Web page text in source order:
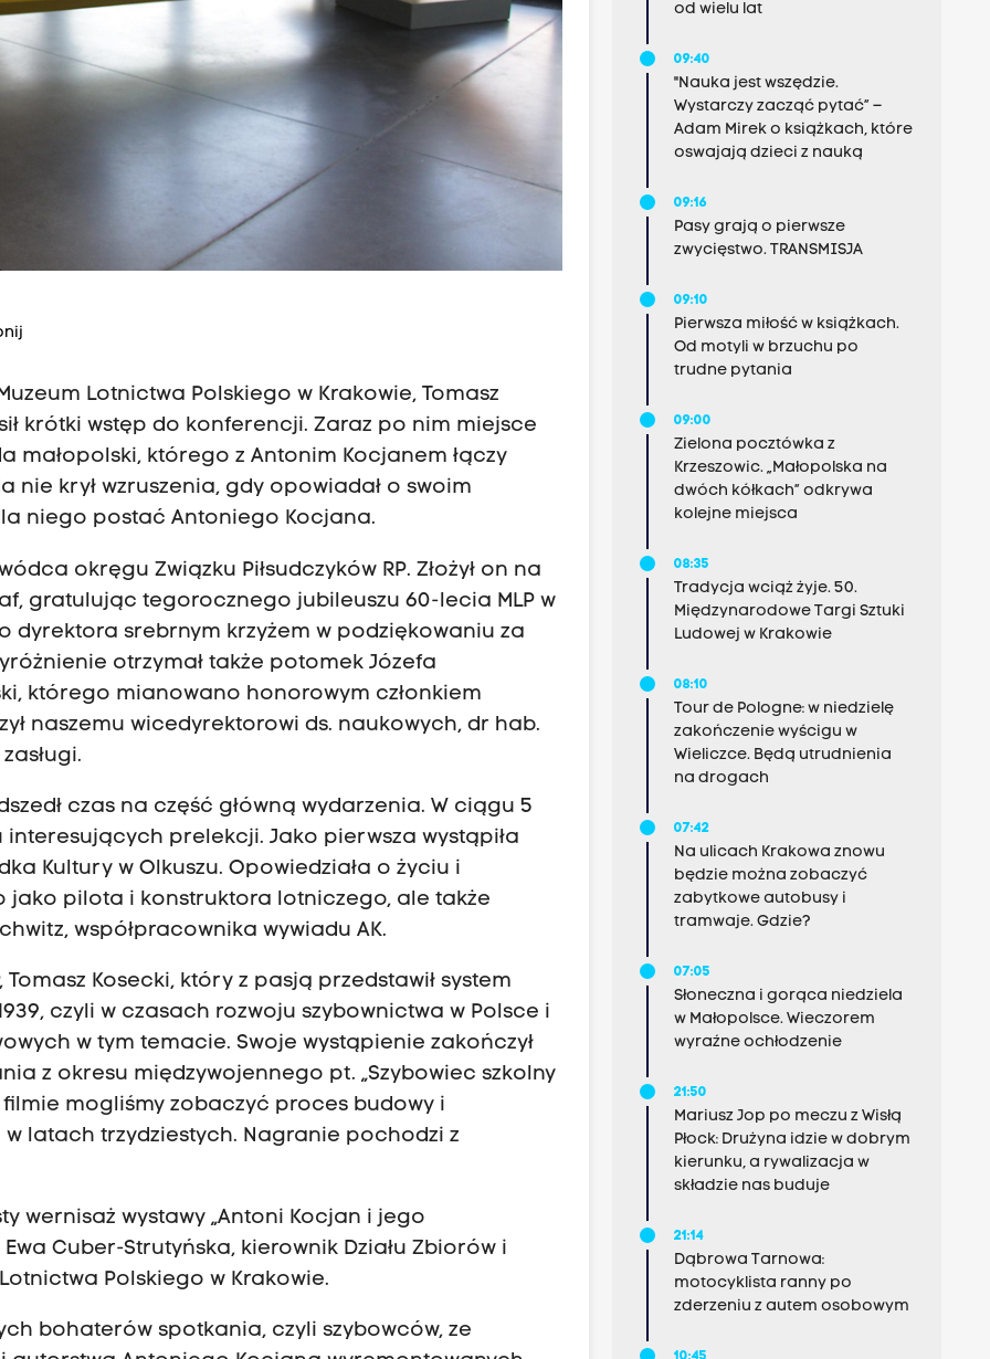
Lotnictwa Polskiego w Krakowie, Tomasz
krótki wstęp do konferencji. Zaraz po nim miejsce
małopolski, którego z Antonim Kocjanem łączy
nie krył wzruszenia, gdy opowiadał o swoim
niego postać Antoniego Kocjana.
okręgu Związku Piłsudczyków RP. Złożył on na
gratulując tegorocznego jubileuszu 60-lecia MLP w
dyrektora srebrnym krzyżem w podziękowaniu za
otrzymał także potomek Józefa
którego mianowano honorowym członkiem
naszemu wicedyrektorowi ds. naukowych, dr hab.
czas na część główną wydarzenia. W ciągu 5
prelekcji. Jako pierwsza wystąpiła
Kultury w Olkuszu. Opowiedziała o życiu i
jako pilota i konstruktora lotniczego, ale także
współpracownika wywiadu AK.
Tomasz Kosecki, który z pasją przedstawił system
czyli w czasach rozwoju szybownictwa w Polsce i
w tym temacie. Swoje wystąpienie zakończył
z okresu międzywojennego pt. „Szybowiec szkolny
mogliśmy zobaczyć proces budowy i
latach trzydziestych. Nagranie pochodzi z
wernisaż wystawy „Antoni Kocjan i jego
Cuber-Strutyńska, kierownik Działu Zbiorów i
Polskiego w Krakowie.
bohaterów spotkania, czyli szybowców, ze
od wielu lat
09:40
"Nauka jest wszędzie.
Wystarczy zacząć pytać” –
Adam Mirek o książkach, które
oswajają dzieci z nauką
09:16
Pasy grają o pierwsze
zwycięstwo. TRANSMISJA
09:10
Pierwsza miłość w książkach.
Od motyli w brzuchu po
trudne pytania
09:00
Zielona pocztówka z
Krzeszowic. „Małopolska na
dwóch kółkach” odkrywa
kolejne miejsca
08:35
Tradycja wciąż żyje. 50.
Międzynarodowe Targi Sztuki
Ludowej w Krakowie
08:10
Tour de Pologne: w niedzielę
zakończenie wyścigu w
Wieliczce. Będą utrudnienia
na drogach
07:42
Na ulicach Krakowa znowu
będzie można zobaczyć
zabytkowe autobusy i
tramwaje. Gdzie?
07:05
Słoneczna i gorąca niedziela
w Małopolsce. Wieczorem
wyraźne ochłodzenie
21:50
Mariusz Jop po meczu z Wisłą
Płock: Drużyna idzie w dobrym
kierunku, a rywalizacja w
składzie nas buduje
21:14
Dąbrowa Tarnowa:
motocyklista ranny po
zderzeniu z autem osobowym